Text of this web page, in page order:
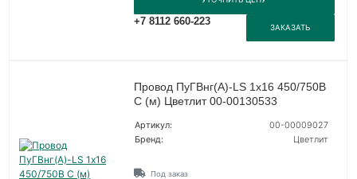
+7 8112 660-223
ЗАКАЗАТЬ
Провод ПуГВнг(А)-LS 1х16 450/750В
С (м) Цветлит 00-00130533
Артикул:
00-00009027
Бренд:
Цветлит
Под заказ